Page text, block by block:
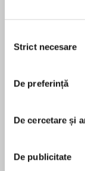
consimțământului
Strict necesare
De preferință
De cercetare și
De publicitate
about a child
your acne.
Ethel
sunbed.
În acest
Ross